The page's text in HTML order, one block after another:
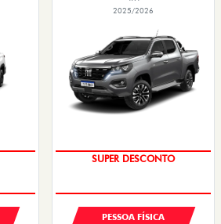
2025/2026
SUPER DESCONTO
PESSOA FÍSICA